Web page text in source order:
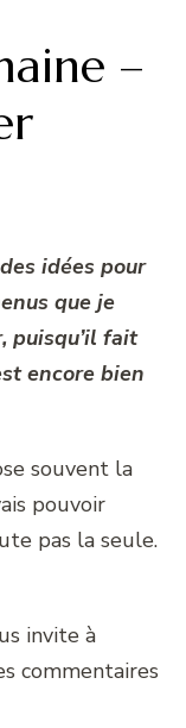
–
idées pour
que je
puisqu’il fait
encore bien
souvent la
pouvoir
pas la seule.
invite à
commentaires